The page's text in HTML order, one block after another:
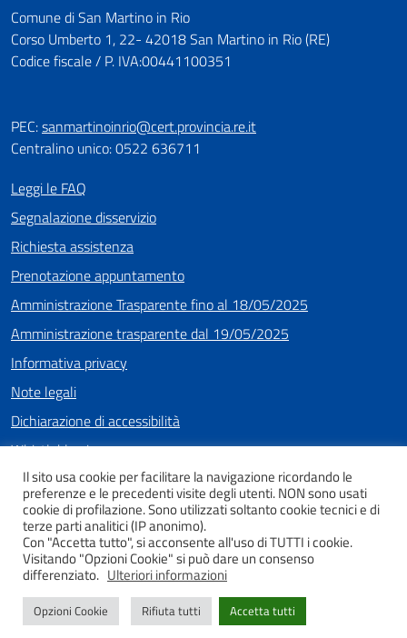
Comune di San Martino in Rio
Corso Umberto 1, 22- 42018 San Martino in Rio (RE)
Codice fiscale / P. IVA:00441100351
PEC:sanmartinoinrio@cert.provincia.re.it
Centralino unico: 0522 636711
Leggi le FAQ
Segnalazione disservizio
Richiesta assistenza
Prenotazione appuntamento
Amministrazione Trasparente fino al 18/05/2025
Amministrazione trasparente dal 19/05/2025
Informativa privacy
Note legali
Dichiarazione di accessibilità
Whistleblowing
SEGUICI SU
FacebookInstagramYoutube
Il sito usa cookie per facilitare la navigazione ricordando le
preferenze e le precedenti visite degli utenti. NON sono usati
cookie di profilazione. Sono utilizzati soltanto cookie tecnici e di
terze parti analitici (IP anonimo).
Con "Accetta tutto", si acconsente all'uso di TUTTI i cookie.
Visitando "Opzioni Cookie" si può dare un consenso
differenziato. Ulteriori informazioni
Opzioni Cookie Rifiuta tutti Accetta tutti